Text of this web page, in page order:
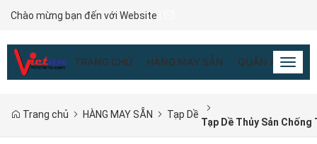
Chào mừng bạn đến với Website
TRANG CHỦ HÀNG MAY SẴN QUẦN ÁO
Trang chủ HÀNG MAY SẴN Tạp Dề
Tạp Dề Thủy Sản Chống